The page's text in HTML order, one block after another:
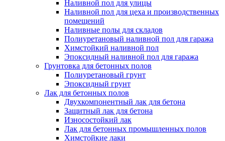
Наливной пол для улицы
Наливной пол для цеха и производственных
помещений
Наливные полы для складов
Полиуретановый наливной пол для гаража
Химстойкий наливной пол
Эпоксидный наливной пол для гаража
Грунтовка для бетонных полов
Полиуретановый грунт
Эпоксидный грунт
Лак для бетонных полов
Двухкомпонентный лак для бетона
Защитный лак для бетона
Износостойкий лак
Лак для бетонных промышленных полов
Химстойкие лаки